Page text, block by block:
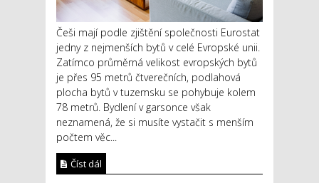
Češi mají podle zjištění společnosti Eurostat
jedny z nejmenších bytů v celé Evropské unii.
Zatímco průměrná velikost evropských bytů
je přes 95 metrů čtverečních, podlahová
plocha bytů v tuzemsku se pohybuje kolem
78 metrů. Bydlení v garsonce však
neznamená, že si musíte vystačit s menším
počtem věc...
Číst dál